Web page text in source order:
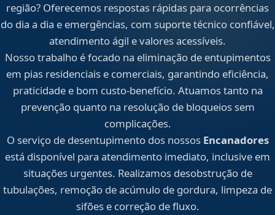
região? Oferecemos respostas rápidas para ocorrências
do dia a dia e emergências, com suporte técnico confiável,
atendimento ágil e valores acessíveis.
Nosso trabalho é focado na eliminação de entupimentos
em pias residenciais e comerciais, garantindo eficiência,
praticidade e bom custo-benefício. Atuamos tanto na
prevenção quanto na resolução de bloqueios sem
complicações.
O serviço de desentupimento dos nossos Encanadores
está disponível para atendimento imediato, inclusive em
situações urgentes. Realizamos desobstrução de
tubulações, remoção de acúmulo de gordura, limpeza de
sifões e correção de fluxo.